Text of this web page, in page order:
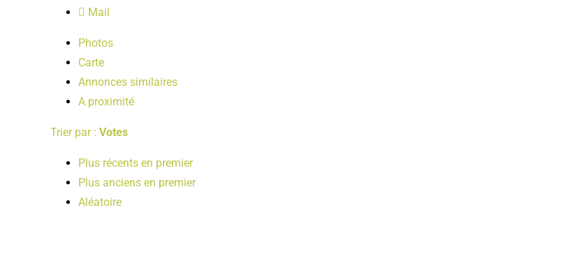
Mail
Photos
Carte
Annonces similaires
A proximité
Trier par : Votes
Plus récents en premier
Plus anciens en premier
Aléatoire